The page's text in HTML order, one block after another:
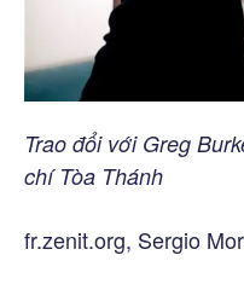
Trao đổi với Greg
chí Tòa Thánh
fr.zenit.org, Sergio